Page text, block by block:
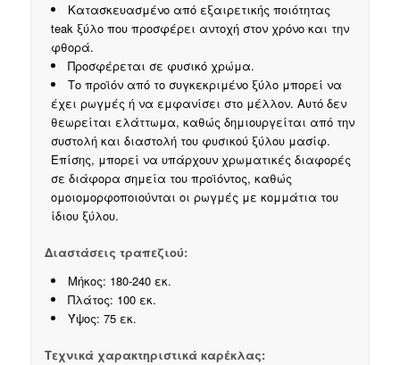
Κατασκευασμένο από εξαιρετικής ποιότητας
teak ξύλο που προσφέρει αντοχή στον χρόνο και την
φθορά.
Προσφέρεται σε φυσικό χρώμα.
Το προϊόν από το συγκεκριμένο ξύλο μπορεί να
έχει ρωγμές ή να εμφανίσει στο μέλλον. Αυτό δεν
θεωρείται ελάττωμα, καθώς δημιουργείται από την
συστολή και διαστολή του φυσικού ξύλου μασίφ.
Επίσης, μπορεί να υπάρχουν χρωματικές διαφορές
σε διάφορα σημεία του προϊόντος, καθώς
ομοιομορφοποιούνται οι ρωγμές με κομμάτια του
ίδιου ξύλου.
Διαστάσεις τραπεζιού:
Μήκος: 180-240 εκ.
Πλάτος: 100 εκ.
Ύψος: 75 εκ.
Τεχνικά χαρακτηριστικά καρέκλας: